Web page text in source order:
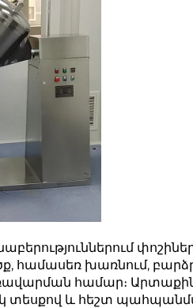
համասեռ խառնում,
համար։
տեսքով և հեշտ